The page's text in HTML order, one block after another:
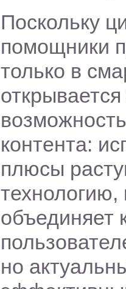
Поскольку
помощники
только в
контента:
плюсы
технологию,
объединяет
но